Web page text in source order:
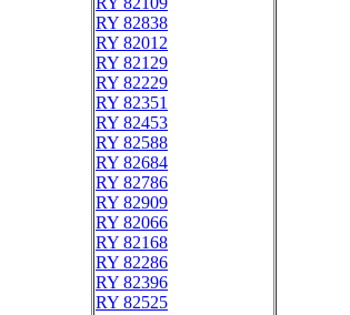
RY 82838
RY 82012
RY 82129
RY 82229
RY 82351
RY 82453
RY 82588
RY 82684
RY 82786
RY 82909
RY 82066
RY 82168
RY 82286
RY 82396
RY 82525